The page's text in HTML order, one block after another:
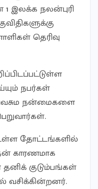
1 இலக்க நலன்புரி
தெரிவு
நபர்கள்
நன்மைகளை
தோட்டங்களில்
காரணமாக
குடும்பங்கள்
வசிக்கின்றனர்.